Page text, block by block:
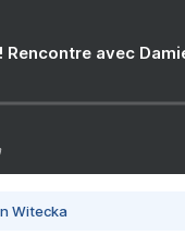
avec
Witecka